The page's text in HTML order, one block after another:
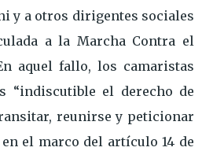
y a otros dirigentes sociales
a la Marcha Contra el
aquel fallo, los camaristas
“indiscutible el derecho de
reunirse y peticionar
en el marco del artículo 14 de